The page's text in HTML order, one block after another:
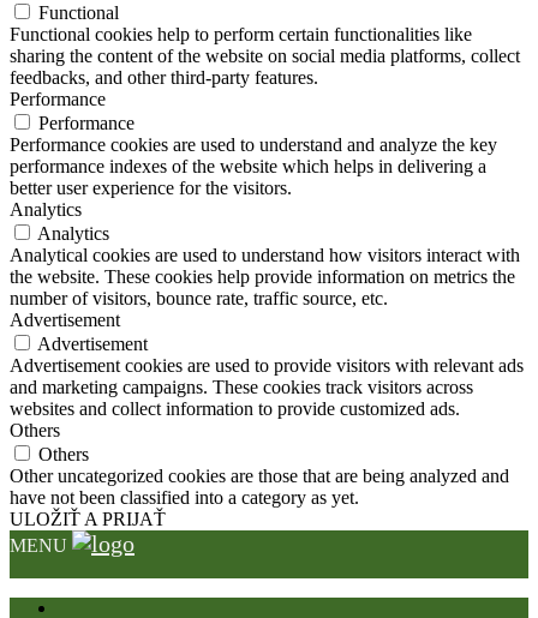
Functional
Functional cookies help to perform certain functionalities like
sharing the content of the website on social media platforms, collect
feedbacks, and other third-party features.
Performance
Performance
Performance cookies are used to understand and analyze the key
performance indexes of the website which helps in delivering a
better user experience for the visitors.
Analytics
Analytics
Analytical cookies are used to understand how visitors interact with
the website. These cookies help provide information on metrics the
number of visitors, bounce rate, traffic source, etc.
Advertisement
Advertisement
Advertisement cookies are used to provide visitors with relevant ads
and marketing campaigns. These cookies track visitors across
websites and collect information to provide customized ads.
Others
Others
Other uncategorized cookies are those that are being analyzed and
have not been classified into a category as yet.
ULOŽIŤ A PRIJAŤ
MENU